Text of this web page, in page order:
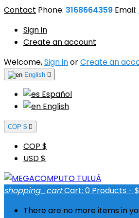
Contact Phone: 3168664359 Email:
Sign in
Create an account
Welcome,Sign inorCreate an
English 
Español
English
COP $ 
COP $
USD $
shopping_cartCart: 0 Products -
There are no more items in